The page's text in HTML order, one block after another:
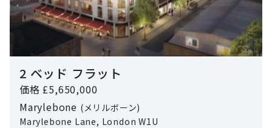
2 ベッド フラット
価格 £5,650,000
Marylebone (メリルボーン)
Marylebone Lane, London W1U